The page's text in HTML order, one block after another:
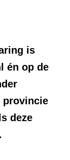
is
én op de
provincie
deze